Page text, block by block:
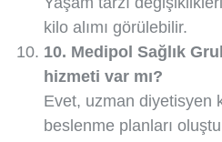
kilo alımı görülebilir.
10. Medipol Sağlık
hizmeti var mı?
Evet, uzman diyetisyen
beslenme planları